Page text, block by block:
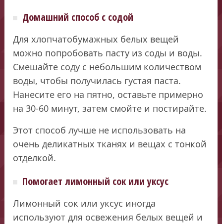
Домашний способ с содой
Для хлопчатобумажных белых вещей
можно попробовать пасту из соды и воды.
Смешайте соду с небольшим количеством
воды, чтобы получилась густая паста.
Нанесите его на пятно, оставьте примерно
на 30-60 минут, затем смойте и постирайте.
Этот способ лучше не использовать на
очень деликатных тканях и вещах с тонкой
отделкой.
Помогает лимонный сок или уксус
Лимонный сок или уксус иногда
используют для освежения белых вещей и